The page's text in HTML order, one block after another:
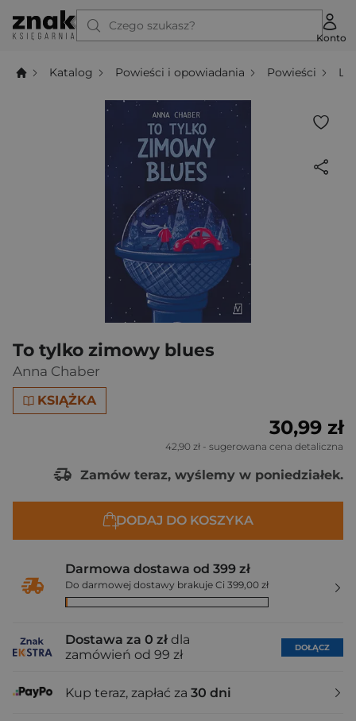
Czego szukasz?
Konto
Katalog Powieści i opowiadania Powieści
To tylko zimowy blues
Anna Chaber
KSIĄŻKA
30,99 zł
42,90 zł - sugerowana cena detaliczna
Zamów teraz, wyślemy w poniedziałek.
DODAJ DO KOSZYKA
Darmowa dostawa od 399 zł
Do darmowej dostawy brakuje Ci 399,00 zł
Dostawa za 0 zł dla
zamówień od 99 zł
DOŁĄCZ
Kup teraz, zapłać za 30 dni